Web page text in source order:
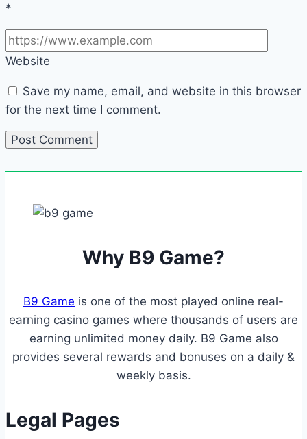
*
Website
Save my name, email, and website in this browser
for the next time I comment.
Why B9 Game?
B9 Game is one of the most played online real-
earning casino games where thousands of users are
earning unlimited money daily. B9 Game also
provides several rewards and bonuses on a daily &
weekly basis.
Legal Pages